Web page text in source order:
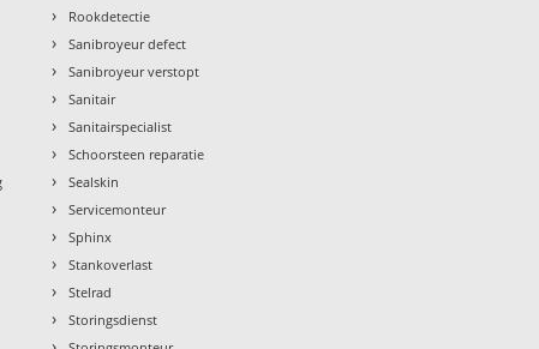
› Rookdetectie
› Sanibroyeur defect
› Sanibroyeur verstopt
› Sanitair
› Sanitairspecialist
› Schoorsteen reparatie
› Sealskin
› Servicemonteur
› Sphinx
› Stankoverlast
› Stelrad
› Storingsdienst